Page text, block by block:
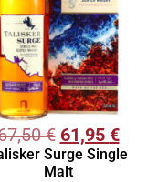
€ 61,95 €
Surge Single
Malt